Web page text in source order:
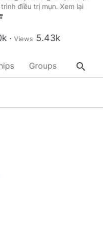
điều trị mụn. Xem lại
Views 5.43k
Groups About
search